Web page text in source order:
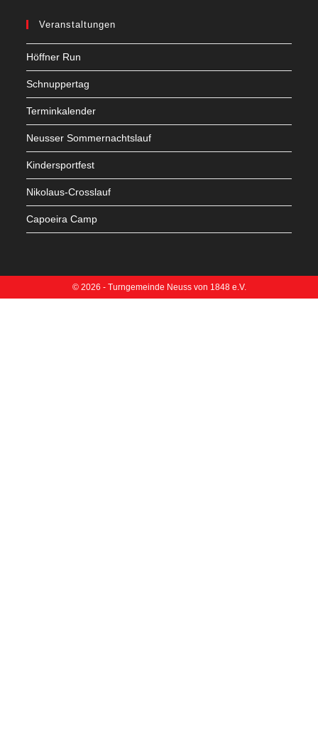
Veranstaltungen
Höffner Run
Schnuppertag
Terminkalender
Neusser Sommernachtslauf
Kindersportfest
Nikolaus-Crosslauf
Capoeira Camp
© 2026 - Turngemeinde Neuss von 1848 e.V.